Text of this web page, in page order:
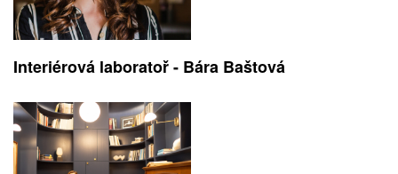
Interiérová laboratoř - Bára Baštová